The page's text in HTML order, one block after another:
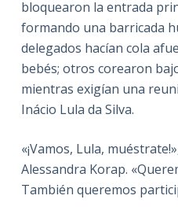
bloquearon la entrada
formando una barricada
delegados hacían cola
bebés; otros corearon
mientras exigían una
Inácio Lula da Silva.
«¡Vamos, Lula,
Alessandra Korap.
También queremos